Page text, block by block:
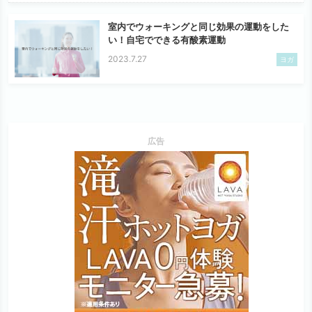
室内でウォーキングと同じ効果の運動をした
い！自宅でできる有酸素運動
2023.7.27 ヨガ
広告